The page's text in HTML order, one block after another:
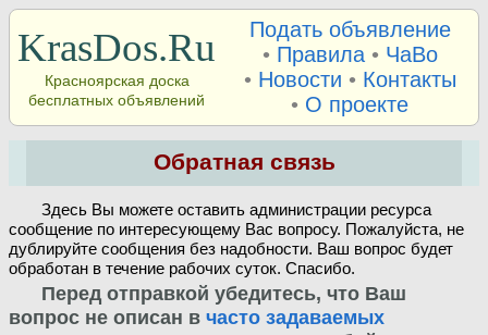
KrasDos.Ru
Красноярская доска
бесплатных объявлений
Подать объявление
• Правила• ЧаВо
• Новости • Контакты
• О проекте
Обратная связь
Здесь Вы можете оставить администрации ресурса
сообщение по интересующему Вас вопросу. Пожалуйста, не
дублируйте сообщения без надобности. Ваш вопрос будет
обработан в течение рабочих суток. Спасибо.
Перед отправкой убедитесь, что Ваш
вопрос не описан в часто задаваемых